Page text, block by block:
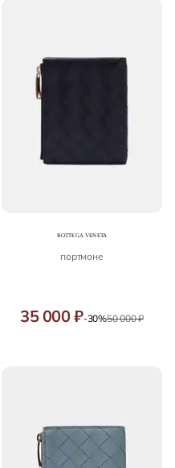
портмоне
35 000 ₽-30%50 000 ₽